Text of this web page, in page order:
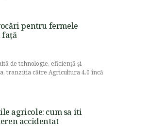
pentru fermele
de tehnologie, eficiență și
tranziția către Agricultura 4.0 încă
agricole: cum sa iti
accidentat